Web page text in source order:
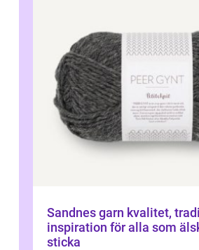
Sandnes garn kvalitet, tradition och
inspiration för alla som
sticka